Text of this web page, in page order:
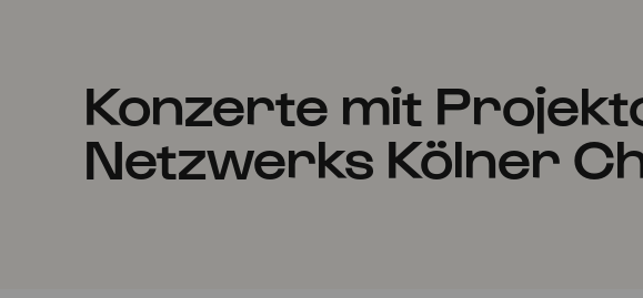
Konzerte mit
Netzwerks Kölner